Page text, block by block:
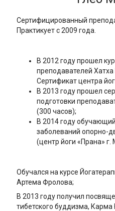
Сертифицированный
Практикует с 2009 года.
В 2012 году прошел
преподавателей Хатха
Сертификат центра
В 2013 году прошел
подготовки
(300 часов);
В 2014 году
заболеваний опорно-
(центр йоги «Прана»
Обучался на курсе
Артема Фролова;
В 2013 году получил
тибетского буддизма, Карма